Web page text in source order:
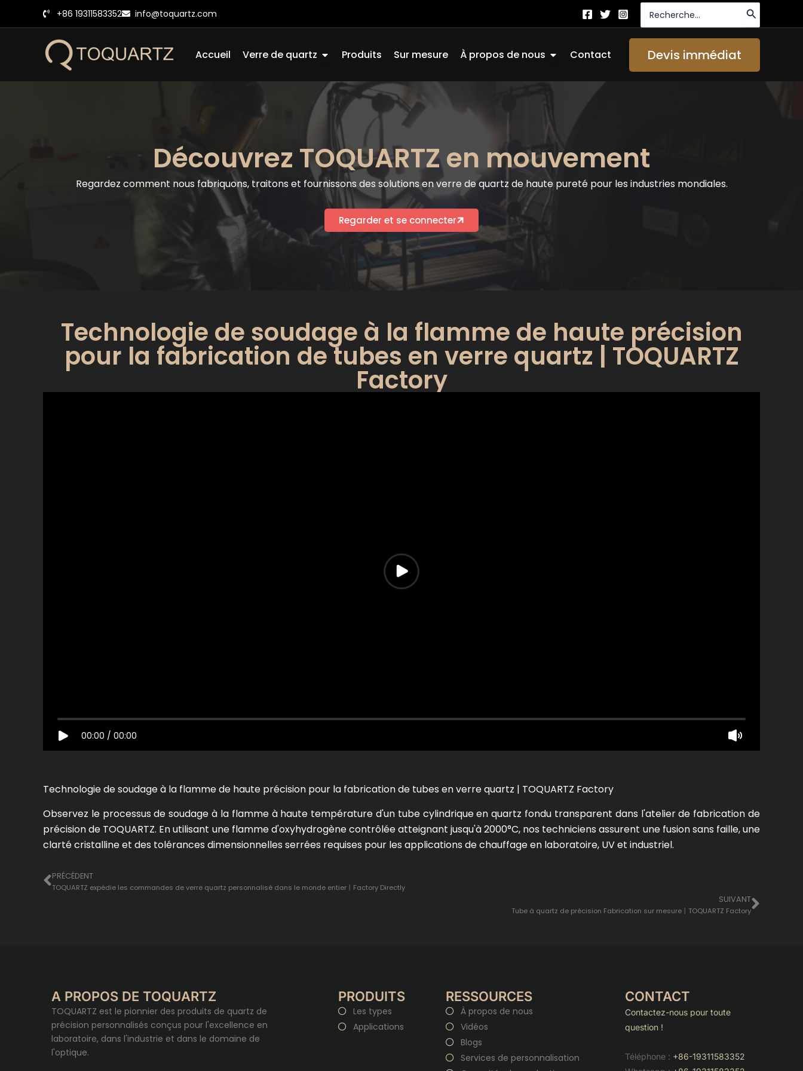
+86 19311583352 info@toquartz.com
Recherche
de
Accueil Verre de quartz Ouvrir Quartz Glass
Produits Sur mesure À propos de nous Ouvrir About Us
Contact Devis immédiat
Découvrez TOQUARTZ en mouvement
Regardez comment nous fabriquons, traitons et fournissons des solutions en verre de quartz de haute pureté pour les industries mondiales.
Regarder et se connecter
Technologie de soudage à la flamme de haute précision
pour la fabrication de tubes en verre quartz | TOQUARTZ
Factory
00:00 / 00:00
Technologie de soudage à la flamme de haute précision pour la fabrication de tubes en verre quartz | TOQUARTZ Factory
Observez le processus de soudage à la flamme à haute température d'un tube cylindrique en quartz fondu transparent dans l'atelier de fabrication de
précision de TOQUARTZ. En utilisant une flamme d'oxyhydrogène contrôlée atteignant jusqu'à 2000°C, nos techniciens assurent une fusion sans faille, une
clarté cristalline et des tolérances dimensionnelles serrées requises pour les applications de chauffage en laboratoire, UV et industriel.
Prévenir
PRÉCÉDENT
TOQUARTZ expédie les commandes de verre quartz personnalisé dans le monde entier丨Factory Directly
SUIVANT
Tube à quartz de précision Fabrication sur mesure丨TOQUARTZ Factory
A PROPOS DE TOQUARTZ
TOQUARTZ est le pionnier des produits de quartz de
précision personnalisés conçus pour l'excellence en
laboratoire, dans l'industrie et dans le domaine de
l'optique.
PRODUITS
Les types
Applications
RESSOURCES
À propos de nous
Vidéos
Blogs
Services de personnalisation
CONTACT
Contactez-nous pour toute
question !
Téléphone : +86-19311583352